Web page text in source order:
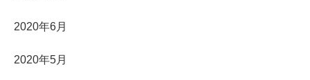
2020年6月
2020年5月